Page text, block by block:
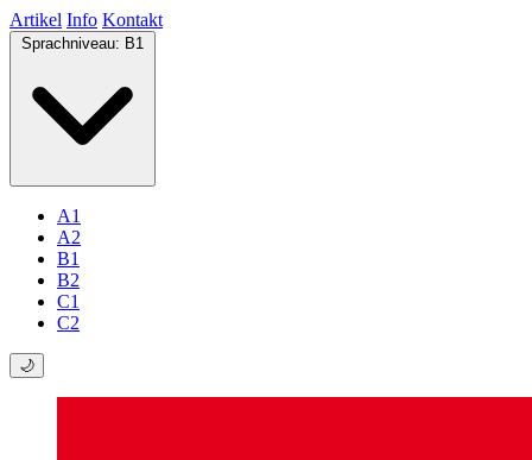
Artikel Info Kontakt
Sprachniveau: B1
A1
A2
B1
B2
C1
C2
🌙